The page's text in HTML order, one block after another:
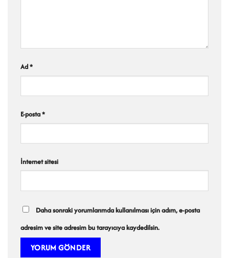
Ad*
E-posta*
İnternet sitesi
Daha sonraki yorumlarımda kullanılması için adım, e-posta
adresim ve site adresim bu tarayıcıya kaydedilsin.